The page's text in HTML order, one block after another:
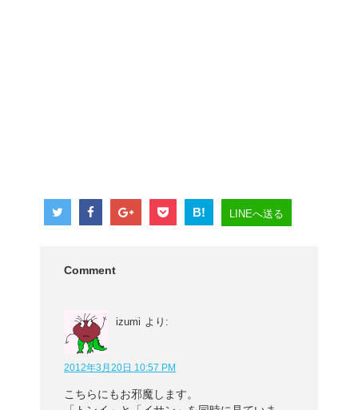
B! LINEへ送る
Comment
izumi より:
2012年3月20日 10:57 PM
こちらにもお邪魔します。